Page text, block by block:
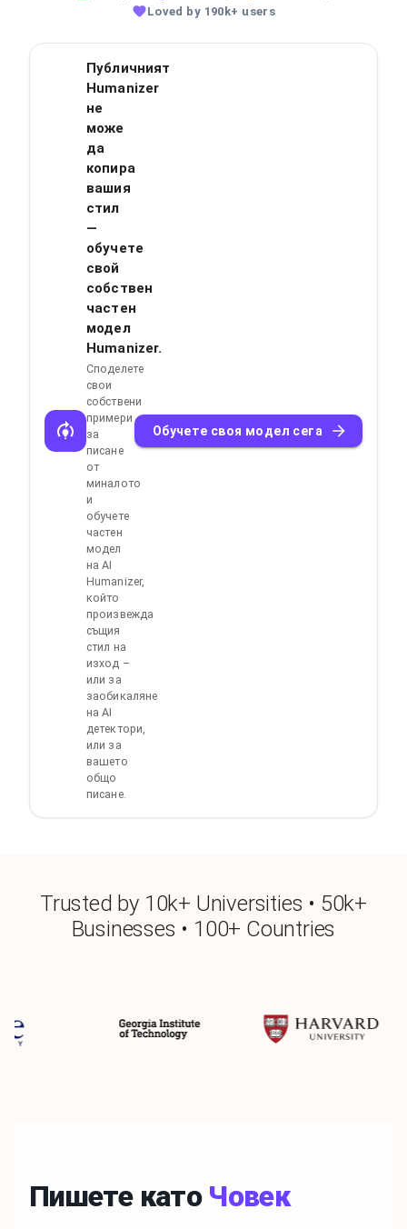
Loved by 190k+ users
Публичният
Humanizer
не
може
да
копира
вашия
стил
—
обучете
свой
собствен
частен
модел
Humanizer.
Споделете
свои
собствени
примери
за
писане
от
миналото
и
обучете
частен
модел
на AI
Humanizer,
който
произвежда
същия
стил на
изход –
или за
заобикаляне
на AI
детектори,
или за
вашето
общо
писане.
Обучете своя модел сега
Trusted by 10k+ Universities • 50k+
Businesses • 100+ Countries
Пишете като Човек